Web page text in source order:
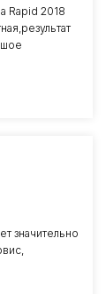
Rapid 2018
значительно